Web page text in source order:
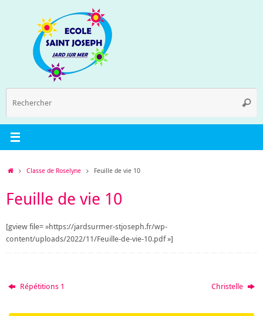
AccueilClasse de Roselyne Feuille de vie 10
Feuille de vie 10
[gview file= »https://jardsurmer-stjoseph.fr/wp-
content/uploads/2022/11/Feuille-de-vie-10.pdf »]
Répétitions 1 Christelle